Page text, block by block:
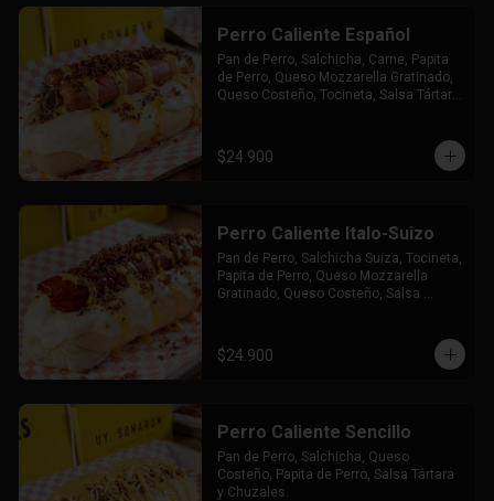
Perro Caliente Español
Pan de Perro, Salchicha, Carne, Papita
de Perro, Queso Mozzarella Gratinado,
Queso Costeño, Tocineta, Salsa Tártara
$24.900
Perro Caliente Italo-Suizo
Pan de Perro, Salchicha Suiza, Tocineta,
Papita de Perro, Queso Mozzarella
Gratinado, Queso Costeño, Salsa
$24.900
Perro Caliente Sencillo
Pan de Perro, Salchicha, Queso
Costeño, Papita de Perro, Salsa Tártara
y Chuzales.